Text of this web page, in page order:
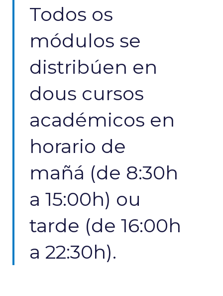
Todos os
módulos se
distribúen en
dous cursos
académicos en
horario de
mañá (de 8:30h
a 15:00h) ou
tarde (de 16:00h
a 22:30h).